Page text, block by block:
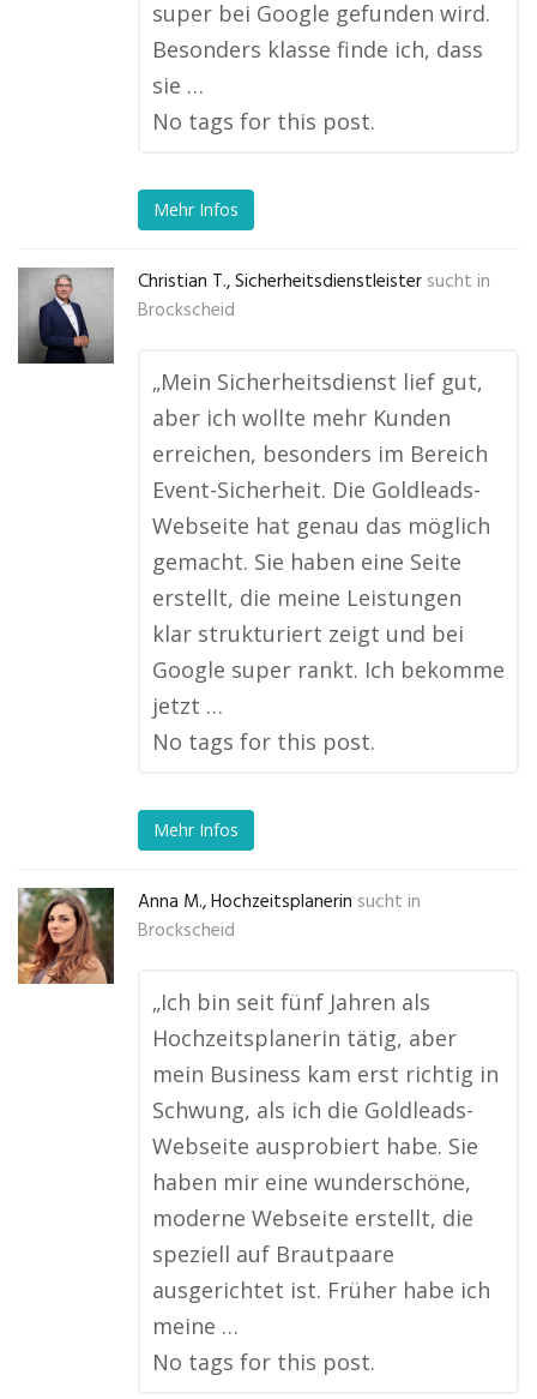
super bei Google gefunden wird.
Besonders klasse finde ich, dass
sie …
No tags for this post.
Mehr Infos
Christian T., Sicherheitsdienstleister sucht in
Brockscheid
„Mein Sicherheitsdienst lief gut,
aber ich wollte mehr Kunden
erreichen, besonders im Bereich
Event-Sicherheit. Die Goldleads-
Webseite hat genau das möglich
gemacht. Sie haben eine Seite
erstellt, die meine Leistungen
klar strukturiert zeigt und bei
Google super rankt. Ich bekomme
jetzt …
No tags for this post.
Mehr Infos
Anna M., Hochzeitsplanerin sucht in
Brockscheid
„Ich bin seit fünf Jahren als
Hochzeitsplanerin tätig, aber
mein Business kam erst richtig in
Schwung, als ich die Goldleads-
Webseite ausprobiert habe. Sie
haben mir eine wunderschöne,
moderne Webseite erstellt, die
speziell auf Brautpaare
ausgerichtet ist. Früher habe ich
meine …
No tags for this post.